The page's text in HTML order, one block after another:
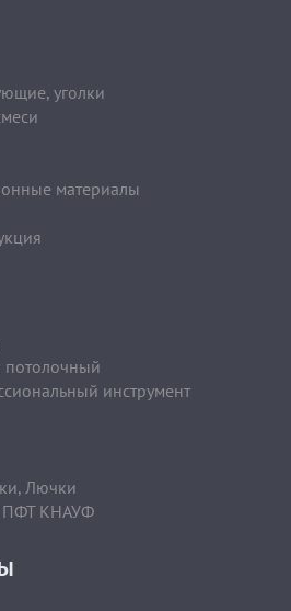
уголки
материалы
потолочный
инструмент
Лючки
ПФТ КНАУФ